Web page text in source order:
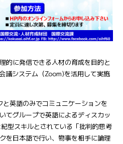
的に発信できる人材の育成を目的と
議システム（Zoom)を活用して実施
英語のみでコミュニケーションを
てグループで英語によるディスカッ
型スキルとされている「批判的思考
を日本語で行い、物事を相手に論理